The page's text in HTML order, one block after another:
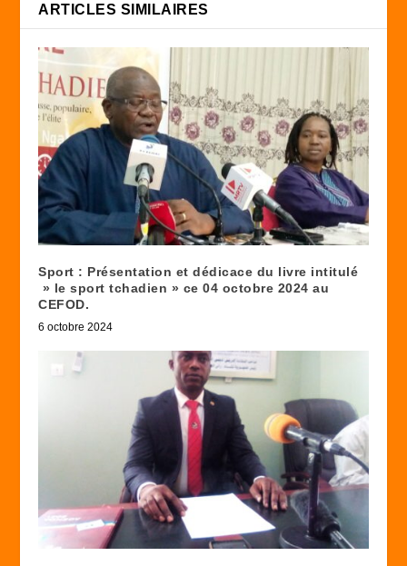
ARTICLES SIMILAIRES
Sport : Présentation et dédicace du livre intitulé
» le sport tchadien » ce 04 octobre 2024 au
CEFOD.
6 octobre 2024